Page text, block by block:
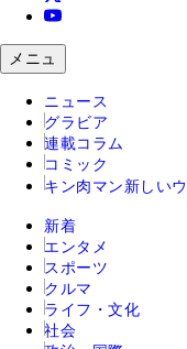
メニュ
ニュース
グラビア
連載コラム
コミック
キン肉マン 新しい
新着
エンタメ
スポーツ
クルマ
ライフ・文化
社会